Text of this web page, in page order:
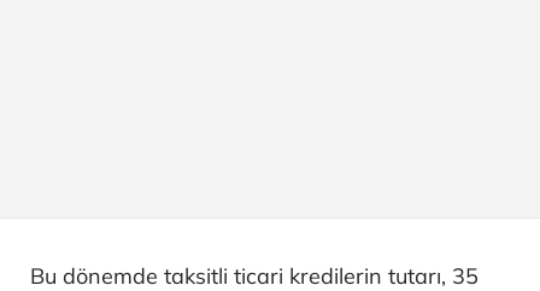
Bu dönemde taksitli ticari kredilerin tutarı, 35